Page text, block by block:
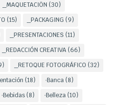
_MAQUETACIÖN (30)
(15) _PACKAGING (9)
_PRESENTACIONES (11)
_REDACCIÓN CREATIVA(66)
_RETOQUE FOTOGRÁFICO (32)
(18) ·Banca(8)
·Bebidas(8) ·Belleza(10)